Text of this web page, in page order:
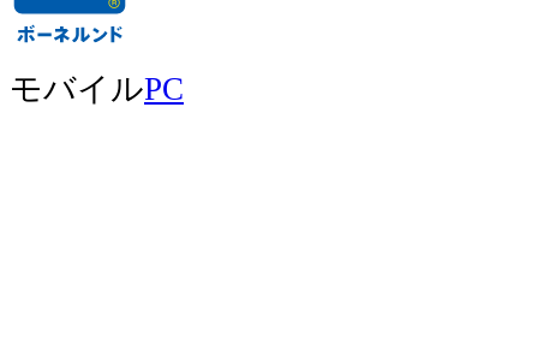
モバイルPC